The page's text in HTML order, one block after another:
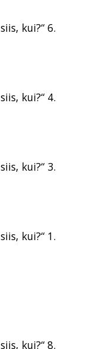
kui?“ 6.
kui?“ 4.
kui?“ 3.
kui?“ 1.
kui?“ 8.